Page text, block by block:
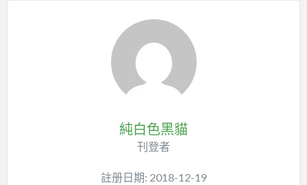
純白色黑貓
刊登者
註册日期: 2018-12-19